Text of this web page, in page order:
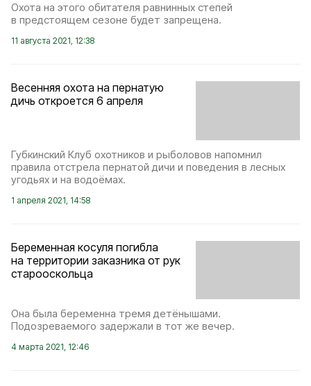
Охота на этого обитателя равнинных степей
в предстоящем сезоне будет запрещена.
11 августа 2021, 12:38
Весенняя охота на пернатую
дичь откроется 6 апреля
Губкинский Клуб охотников и рыболовов напомнил
правила отстрела пернатой дичи и поведения в лесных
угодьях и на водоёмах.
1 апреля 2021, 14:58
Беременная косуля погибла
на территории заказника от рук
старооскольца
Она была беременна тремя детёнышами.
Подозреваемого задержали в тот же вечер.
4 марта 2021, 12:46